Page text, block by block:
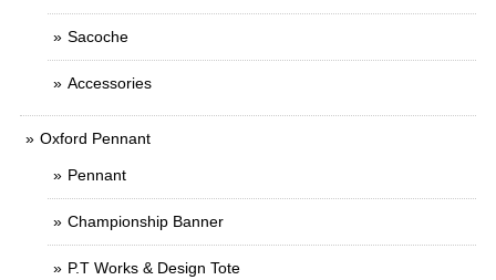
Sacoche
Accessories
Oxford Pennant
Pennant
Championship Banner
P.T Works & Design Tote